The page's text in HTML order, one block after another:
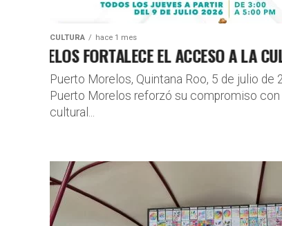
CULTURA hace 1 mes
FORTALECE EL ACCESO A LA
Puerto Morelos, Quintana Roo, 5 de julio
Puerto Morelos reforzó su compromiso
cultural...